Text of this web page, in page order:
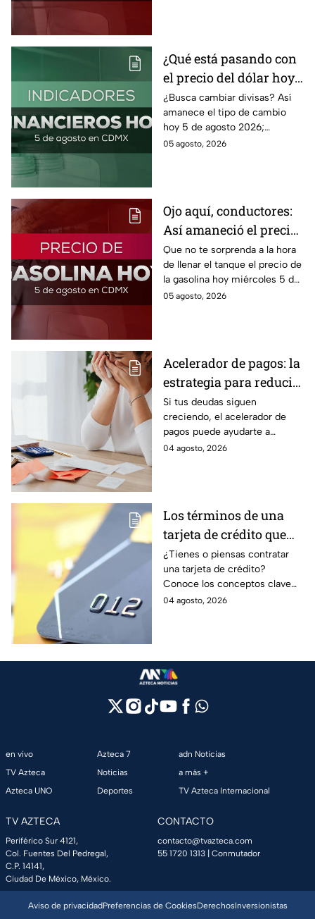
¿Qué está pasando con
el precio del dólar hoy
miércoles 5 de agosto
2026?
¿Busca cambiar divisas? Así
amanece el tipo de cambio
hoy 5 de agosto 2026;
consulta el precio del dólar
05 agosto, 2026
Ojo aquí, conductores:
Así amaneció el precio
de la gasolina HOY
Que no te sorprenda a la hora
de llenar el tanque el precio de
la gasolina hoy miércoles 5 de
agosto 2026; aquí te dejamos
05 agosto, 2026
Acelerador de pagos: la
estrategia para reducir
tus deudas más rápido
y recuperar el control
de tus finanzas
Si tus deudas siguen
creciendo, el acelerador de
pagos puede ayudarte a
ordenar tus finanzas, priorizar
04 agosto, 2026
Los términos de una
tarjeta de crédito que
debes entender para
evitar deudas
¿Tienes o piensas contratar
una tarjeta de crédito?
Conoce los conceptos clave
como CAT, fecha de corte,
04 agosto, 2026
en vivo
TV Azteca
Azteca UNO
Azteca 7
Noticias
Deportes
adn Noticias
a más +
TV Azteca Internacional
TV AZTECA
Periférico Sur 4121,
Col. Fuentes Del Pedregal,
C.P. 14141,
Ciudad De México, México.
CONTACTO
contacto@tvazteca.com
55 1720 1313 | Conmutador
Aviso de privacidadPreferencias de CookiesDerechosInversionistas